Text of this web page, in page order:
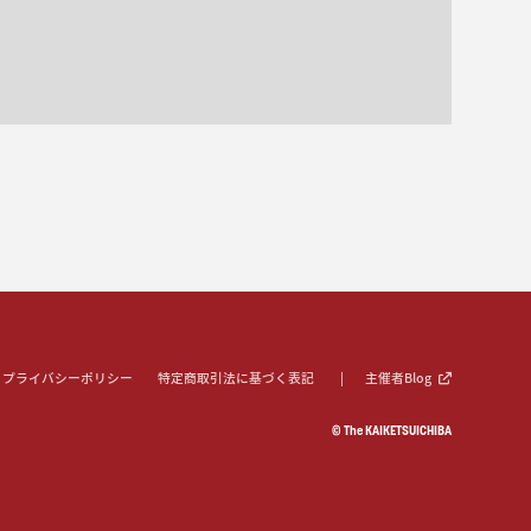
プライバシーポリシー 特定商取引法に基づく表記 主催者Blog
© The KAIKETSUICHIBA